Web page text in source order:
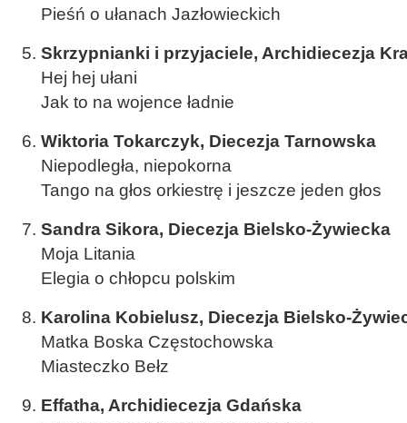
Pieśń o ułanach Jazłowieckich
Skrzypnianki i przyjaciele, Archidiecezja
Hej hej ułani
Jak to na wojence ładnie
Wiktoria Tokarczyk, Diecezja Tarnowska
Niepodległa, niepokorna
Tango na głos orkiestrę i jeszcze jeden głos
Sandra Sikora, Diecezja Bielsko-Żywiecka
Moja Litania
Elegia o chłopcu polskim
Karolina Kobielusz, Diecezja Bielsko-
Matka Boska Częstochowska
Miasteczko Bełz
Effatha, Archidiecezja Gdańska